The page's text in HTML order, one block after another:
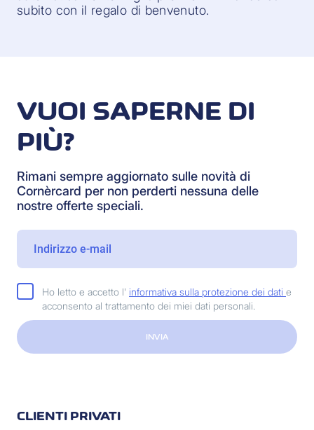
subito con il regalo di benvenuto.
VUOI SAPERNE DI
PIÙ?
Rimani sempre aggiornato sulle novità di
Cornèrcard per non perderti nessuna delle
nostre offerte speciali.
Ho letto e accetto l' informativa sulla protezione dei dati e
acconsento al trattamento dei miei dati personali.
INVIA
CLIENTI PRIVATI